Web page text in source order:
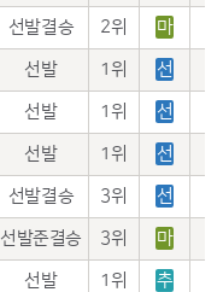
선발결승 2위 마
선발 1위 선
선발 1위 선
선발 1위 선
선발결승 3위 선
선발준결승 3위 마
선발 1위 추